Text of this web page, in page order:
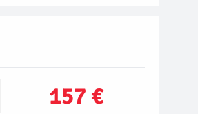
157 €